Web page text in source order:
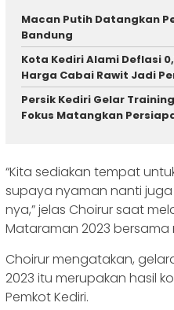
Macan Putih Datangkan
Bandung
Kota Kediri Alami Deflasi
Harga Cabai Rawit Jadi
Persik Kediri Gelar
Fokus Matangkan
“Kita sediakan tempat
supaya nyaman nanti
nya,” jelas Choirur saat
Mataraman 2023 bersama
Choirur mengatakan,
2023 itu merupakan hasil
Pemkot Kediri.